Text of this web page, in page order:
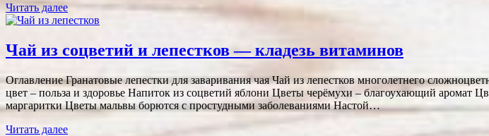
Читать далее
Чай из соцветий и лепестков — кладезь витаминов
Оглавление Гранатовые лепестки для заваривания чая Чай из лепестков многолетнего
цвет – польза и здоровье Напиток из соцветий яблони Цветы черёмухи – благоухающий аромат
маргаритки Цветы мальвы борются с простудными заболеваниями Настой…
Читать далее